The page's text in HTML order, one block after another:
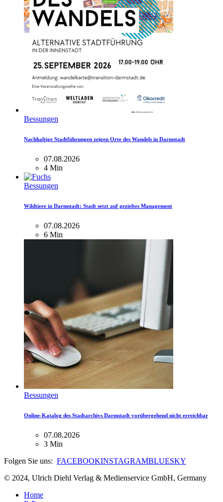
Bessungen
Nachhaltige Stadtführungen zeigen Orte des Wandels in Darmstadt
07.08.2026
4 Min
Bessungen
Wildtiere in Darmstadt: Stadt setzt auf gezieltes Management
07.08.2026
6 Min
Bessungen
Online-Katalog des Stadtarchivs Darmstadt vorübergehend nicht erreichbar
07.08.2026
3 Min
Folgen Sie uns: FACEBOOKINSTAGRAMBLUESKY
© 2024, Ulrich Diehl Verlag & Medienservice GmbH, Germany
Home